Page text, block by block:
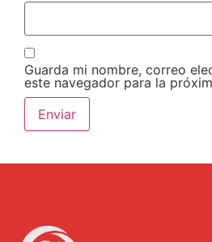
Guarda mi nombre, correo
este navegador para la